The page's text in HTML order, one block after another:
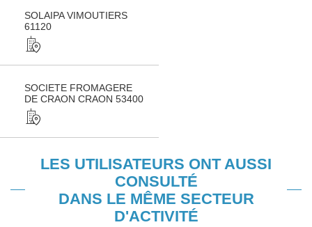
SOLAIPA VIMOUTIERS
61120
SOCIETE FROMAGERE
DE CRAON CRAON 53400
LES UTILISATEURS ONT AUSSI
CONSULTÉ
DANS LE MÊME SECTEUR
D'ACTIVITÉ